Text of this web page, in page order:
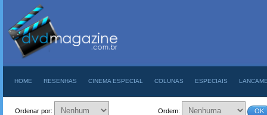
HOME RESENHAS CINEMA ESPECIAL COLUNAS ESPECIAIS
Ordenar por: Ordem: OK